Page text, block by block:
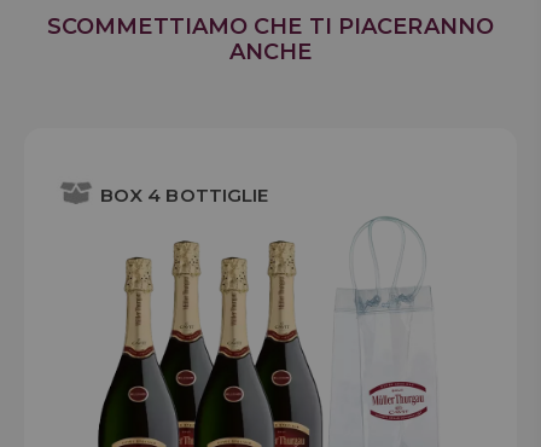
SCOMMETTIAMO CHE TI PIACERANNO
ANCHE
BOX 4 BOTTIGLIE